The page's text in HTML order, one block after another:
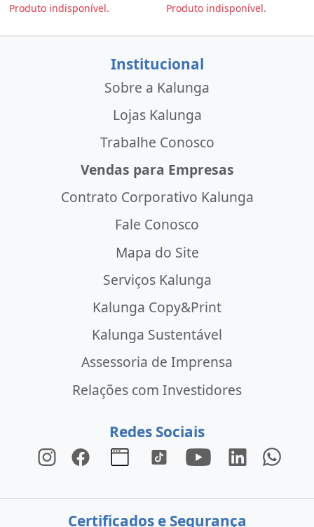
Produto indisponível. Produto indisponível.
Institucional
Sobre a Kalunga
Lojas Kalunga
Trabalhe Conosco
Vendas para Empresas
Contrato Corporativo Kalunga
Fale Conosco
Mapa do Site
Serviços Kalunga
Kalunga Copy&Print
Kalunga Sustentável
Assessoria de Imprensa
Relações com Investidores
Redes Sociais
Certificados e Segurança